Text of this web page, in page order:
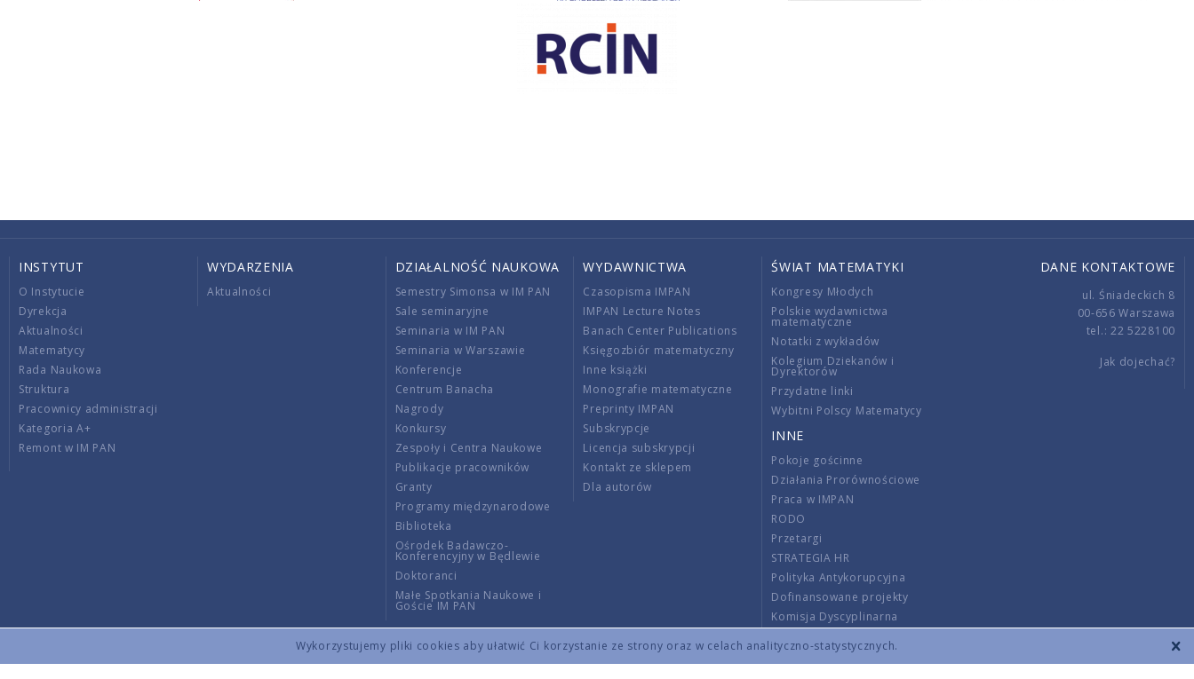
Wykorzystujemy pliki cookies aby ułatwić Ci korzystanie ze strony oraz w celach analityczno-statystycznych.
INSTYTUT
O Instytucie
Dyrekcja
Aktualności
Matematycy
Rada Naukowa
Struktura
Pracownicy administracji
Kategoria A+
Remont w IM PAN
WYDARZENIA
Aktualności
DZIAŁALNOŚĆ NAUKOWA
Semestry Simonsa w IM PAN
Sale seminaryjne
Seminaria w IM PAN
Seminaria w Warszawie
Konferencje
Centrum Banacha
Nagrody
Konkursy
Zespoły i Centra Naukowe
Publikacje pracowników
Granty
Programy międzynarodowe
Biblioteka
Ośrodek Badawczo-
Konferencyjny w Będlewie
Doktoranci
Małe Spotkania Naukowe i
Goście IM PAN
WYDAWNICTWA
Czasopisma IMPAN
IMPAN Lecture Notes
Banach Center Publications
Księgozbiór matematyczny
Inne książki
Monografie matematyczne
Preprinty IMPAN
Subskrypcje
Licencja subskrypcji
Kontakt ze sklepem
Dla autorów
ŚWIAT MATEMATYKI
Kongresy Młodych
Polskie wydawnictwa
matematyczne
Notatki z wykładów
Kolegium Dziekanów i
Dyrektorów
Przydatne linki
Wybitni Polscy Matematycy
INNE
Pokoje gościnne
Działania Prorównościowe
Praca w IMPAN
RODO
Przetargi
STRATEGIA HR
Polityka Antykorupcyjna
Dofinansowane projekty
Komisja Dyscyplinarna
Wnoszenie opłat
DANE KONTAKTOWE
ul. Śniadeckich 8
00-656 Warszawa
tel.: 22 5228100
Jak dojechać?